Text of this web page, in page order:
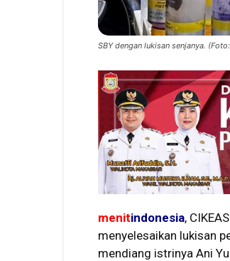
SBY dengan lukisan senjanya.
menitindonesia,
menyelesaikan lukisan
mendiang istrinya Ani